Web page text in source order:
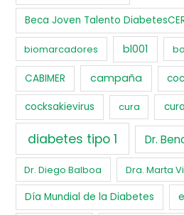
Beca Joven Talento
biomarcadores bl001
CABIMER campaña
cocksakievirus cura
diabetes tipo 1 Dr.
Dr. Diego Balboa Dra. Marta
Día Mundial de la Diabetes